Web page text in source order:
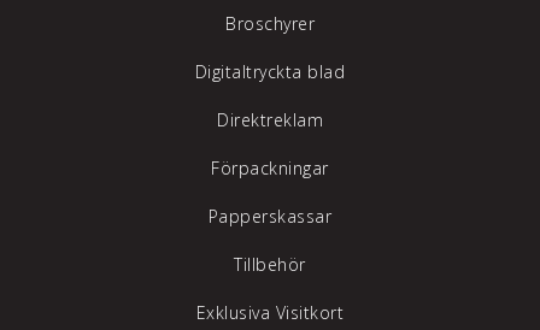
Broschyrer
Digitaltryckta blad
Direktreklam
Förpackningar
Papperskassar
Tillbehör
Exklusiva Visitkort